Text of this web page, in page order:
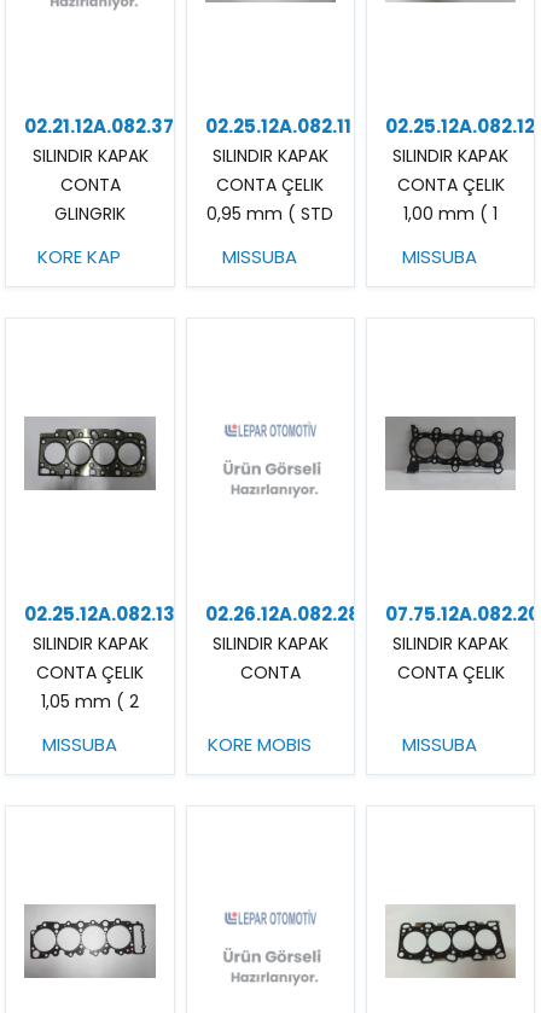
02.21.12A.082.37
SILINDIR KAPAK
CONTA
GLINGRIK
KORE KAP
02.25.12A.082.11
SILINDIR KAPAK
CONTA ÇELIK
0,95 mm ( STD
MISSUBA
02.25.12A.082.12
SILINDIR KAPAK
CONTA ÇELIK
1,00 mm ( 1
MISSUBA
02.25.12A.082.13
SILINDIR KAPAK
CONTA ÇELIK
1,05 mm ( 2
MISSUBA
02.26.12A.082.28
SILINDIR KAPAK
CONTA
KORE MOBIS
07.75.12A.082.20
SILINDIR KAPAK
CONTA ÇELIK
MISSUBA